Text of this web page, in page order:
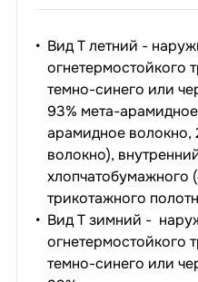
Вид Т летний -
огнетермостойкого
темно-синего или
93% мета-
арамидное волокно,
волокно),
хлопчатобумажного
трикотажного
Вид Т зимний -
огнетермостойкого
темно-синего или